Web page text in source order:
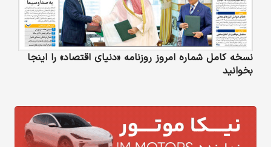
نسخه کامل شماره امروز روزنامه «دنیای‌ اقتصاد» را اینجا
بخوانید